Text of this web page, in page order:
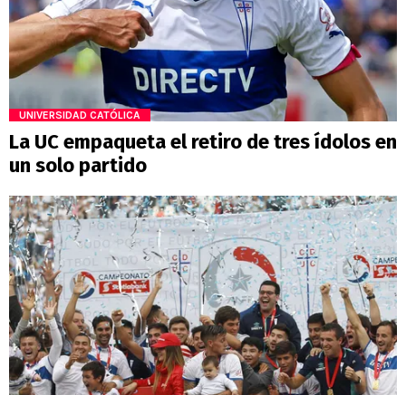
UNIVERSIDAD CATÓLICA
La UC empaqueta el retiro de tres ídolos en
un solo partido